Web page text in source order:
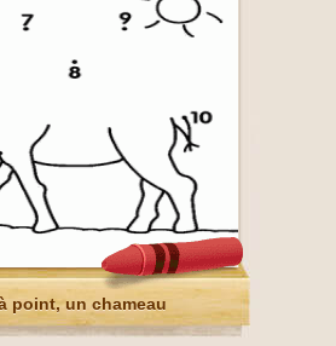
point, un chameau